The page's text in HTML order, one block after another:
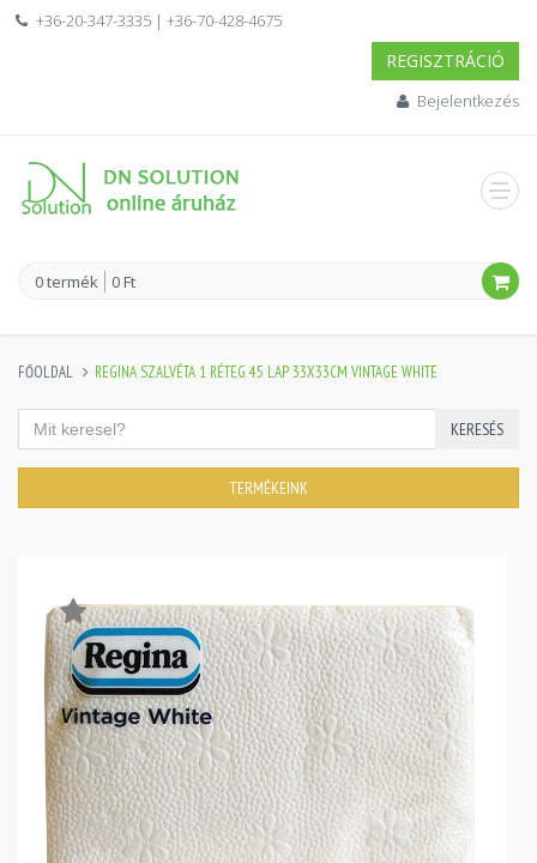
+36-20-347-3335 | +36-70-428-4675
REGISZTRÁCIÓ
Bejelentkezés
0 termék 0 Ft
FŐOLDAL REGINA SZALVÉTA 1 RÉTEG 45 LAP 33X33CM VINTAGE WHITE
KERESÉS
TERMÉKEINK